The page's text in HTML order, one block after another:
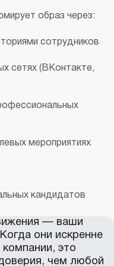
образ через:
сотрудников
сетях (ВКонтакте,
мероприятиях
кандидатов
— ваши
они искренне
это
чем любой